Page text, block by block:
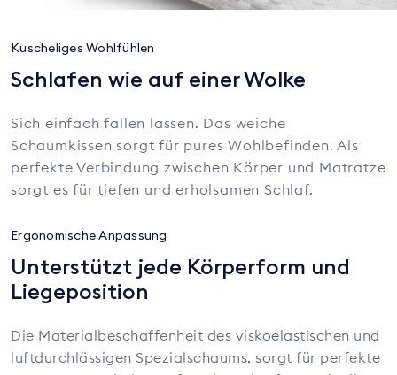
Kuscheliges Wohlfühlen
Schlafen wie auf einer Wolke
Sich einfach fallen lassen. Das weiche
Schaumkissen sorgt für pures Wohlbefinden. Als
perfekte Verbindung zwischen Körper und Matratze
sorgt es für tiefen und erholsamen Schlaf.
Ergonomische Anpassung
Unterstützt jede Körperform und
Liegeposition
Die Materialbeschaffenheit des viskoelastischen und
luftdurchlässigen Spezialschaums, sorgt für perfekte